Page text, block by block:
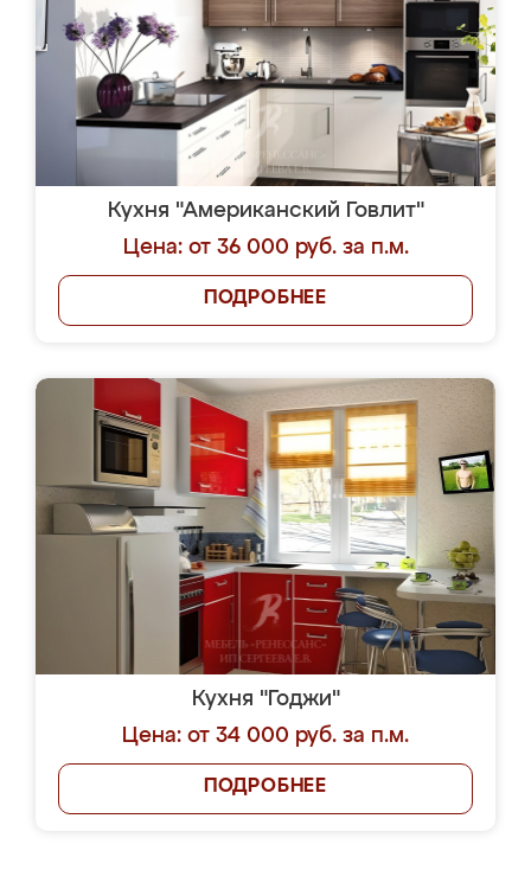
Кухня "Американский Говлит"
Цена: от 36 000 руб. за п.м.
ПОДРОБНЕЕ
Кухня "Годжи"
Цена: от 34 000 руб. за п.м.
ПОДРОБНЕЕ